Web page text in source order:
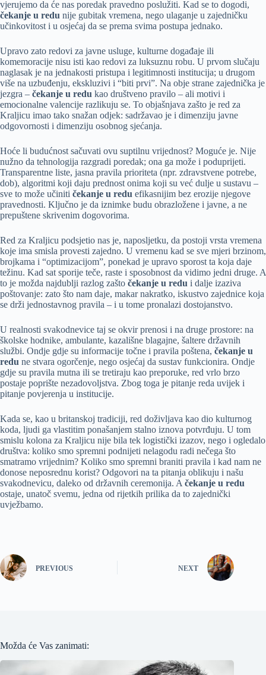
vjerujemo da će nas poredak pravedno poslužiti. Kad se to dogodi,
čekanje u redu nije gubitak vremena, nego ulaganje u zajedničku
učinkovitost i u osjećaj da se prema svima postupa jednako.
Upravo zato redovi za javne usluge, kulturne događaje ili
komemoracije nisu isti kao redovi za luksuznu robu. U prvom slučaju
naglasak je na jednakosti pristupa i legitimnosti institucija; u drugom
više na uzbuđenju, ekskluzivi i “biti prvi”. Na obje strane zajednička je
jezgra – čekanje u redu kao društveno pravilo – ali motivi i
emocionalne valencije razlikuju se. To objašnjava zašto je red za
Kraljicu imao tako snažan odjek: sadržavao je i dimenziju javne
odgovornosti i dimenziju osobnog sjećanja.
Hoće li budućnost sačuvati ovu suptilnu vrijednost? Moguće je. Nije
nužno da tehnologija razgradi poredak; ona ga može i poduprijeti.
Transparentne liste, jasna pravila prioriteta (npr. zdravstvene potrebe,
dob), algoritmi koji daju prednost onima koji su već dulje u sustavu –
sve to može učiniti čekanje u redu efikasnijim bez erozije njegove
pravednosti. Ključno je da iznimke budu obrazložene i javne, a ne
prepuštene skrivenim dogovorima.
Red za Kraljicu podsjetio nas je, naposljetku, da postoji vrsta vremena
koje ima smisla provesti zajedno. U vremenu kad se sve mjeri brzinom,
brojkama i “optimizacijom”, ponekad je upravo sporost ta koja daje
težinu. Kad sat sporije teče, raste i sposobnost da vidimo jedni druge. A
to je možda najdublji razlog zašto čekanje u redu i dalje izaziva
poštovanje: zato što nam daje, makar nakratko, iskustvo zajednice koja
se drži jednostavnog pravila – i u tome pronalazi dostojanstvo.
U realnosti svakodnevice taj se okvir prenosi i na druge prostore: na
školske hodnike, ambulante, kazališne blagajne, šaltere državnih
službi. Ondje gdje su informacije točne i pravila poštena, čekanje u
redu ne stvara ogorčenje, nego osjećaj da sustav funkcionira. Ondje
gdje su pravila mutna ili se tretiraju kao preporuke, red vrlo brzo
postaje poprište nezadovoljstva. Zbog toga je pitanje reda uvijek i
pitanje povjerenja u institucije.
Kada se, kao u britanskoj tradiciji, red doživljava kao dio kulturnog
koda, ljudi ga vlastitim ponašanjem stalno iznova potvrđuju. U tom
smislu kolona za Kraljicu nije bila tek logistički izazov, nego i ogledalo
društva: koliko smo spremni podnijeti nelagodu radi nečega što
smatramo vrijednim? Koliko smo spremni braniti pravila i kad nam ne
donose neposrednu korist? Odgovori na ta pitanja oblikuju i našu
svakodnevicu, daleko od državnih ceremonija. A čekanje u redu
ostaje, unatoč svemu, jedna od rijetkih prilika da to zajednički
uvježbamo.
PREVIOUS NEXT
Možda će Vas zanimati: